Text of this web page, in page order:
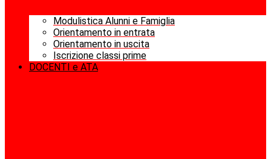
Modulistica Alunni e Famiglia
Orientamento in entrata
Orientamento in uscita
Iscrizione classi prime
DOCENTI e ATA